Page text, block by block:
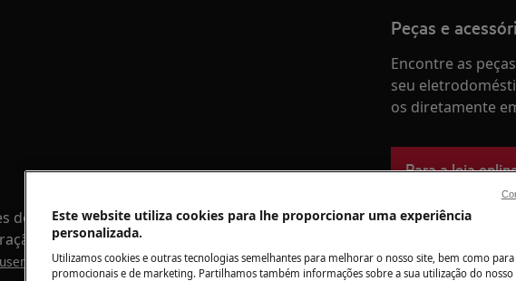
de segurança do manual de utilizador do seu
de reparação ou manutenção.
manuals/
Peças e
Encontre as
seu
os diretamente
Para a loja
Precisa de
Este website utiliza cookies para lhe proporcionar uma experiência
personalizada.
Utilizamos cookies e outras tecnologias semelhantes para melhorar o nosso site, bem como
promocionais e de marketing. Partilhamos também informações sobre a sua utilização do nosso